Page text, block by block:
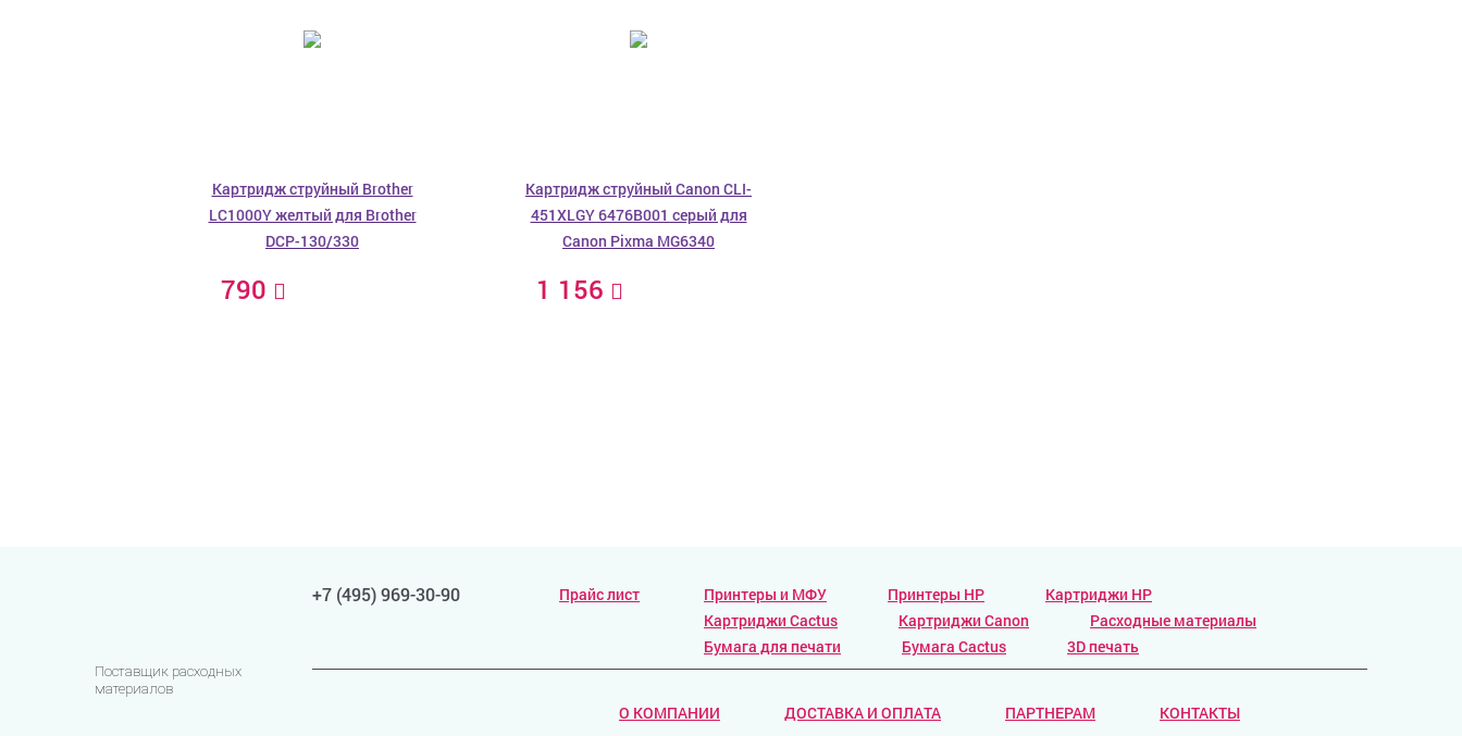
Картридж струйный Brother
LC1000Y желтый для Brother
DCP-130/330
790
Картридж струйный Canon CLI-
451XLGY 6476B001 серый для
Canon Pixma MG6340
1 156
Поставщик расходных
материалов
+7 (495) 969-30-90 Прайс лист Принтеры и МФУ Принтеры HP
Картриджи HP
Картриджи Cactus
Картриджи Canon
Расходные материалы
Бумага для печати
Бумага Cactus 3D печать
О КОМПАНИИ ДОСТАВКА И ОПЛАТА ПАРТНЕРАМ КОНТАКТЫ